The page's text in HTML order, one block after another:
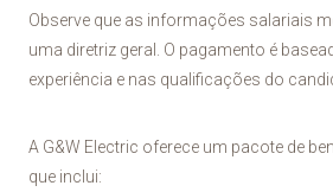
Observe que as informações salariais
uma diretriz geral. O pagamento é
experiência e nas qualificações do
A G&W Electric oferece um pacote de
que inclui: